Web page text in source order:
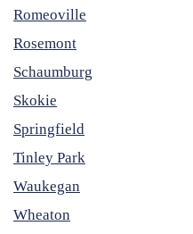
Romeoville
Rosemont
Schaumburg
Skokie
Springfield
Tinley Park
Waukegan
Wheaton